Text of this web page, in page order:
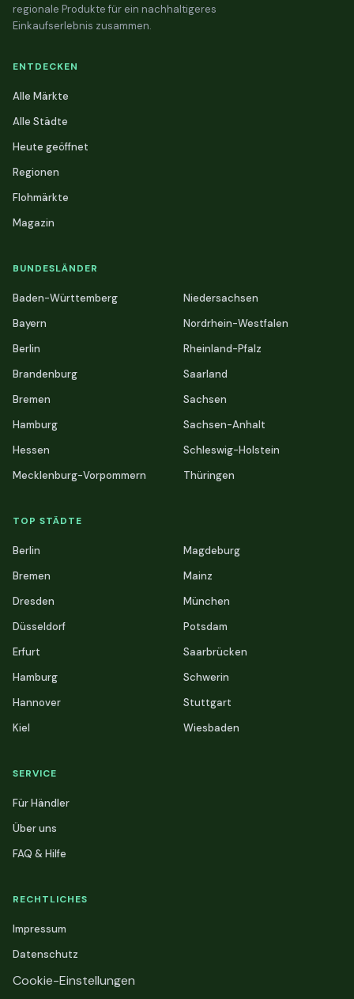
regionale Produkte für ein nachhaltigeres
Einkaufserlebnis zusammen.
ENTDECKEN
Alle Märkte
Alle Städte
Heute geöffnet
Regionen
Flohmärkte
Magazin
BUNDESLÄNDER
Baden-Württemberg
Bayern
Berlin
Brandenburg
Bremen
Hamburg
Hessen
Mecklenburg-Vorpommern
Niedersachsen
Nordrhein-Westfalen
Rheinland-Pfalz
Saarland
Sachsen
Sachsen-Anhalt
Schleswig-Holstein
Thüringen
TOP STÄDTE
Berlin
Bremen
Dresden
Düsseldorf
Erfurt
Hamburg
Hannover
Kiel
Magdeburg
Mainz
München
Potsdam
Saarbrücken
Schwerin
Stuttgart
Wiesbaden
SERVICE
Für Händler
Über uns
FAQ & Hilfe
RECHTLICHES
Impressum
Datenschutz
Cookie-Einstellungen